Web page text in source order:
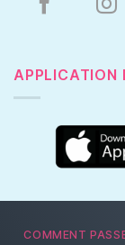
APPLICATION
COMMENT